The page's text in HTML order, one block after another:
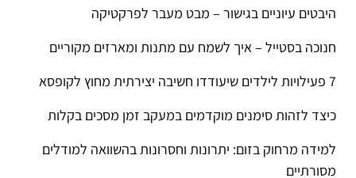
היבטים עיוניים בגישור – מבט מעבר לפרקטיקה
חנוכה בסטייל – איך לשמח עם מתנות ומארזים מקוריים
7 פעילויות לילדים שיעודדו חשיבה יצירתית מחוץ לקופסא
כיצד לזהות סימנים מוקדמים במעקב זמן מסכים בקלות
למידה מרחוק בזום: יתרונות וחסרונות בהשוואה למודלים
מסורתיים